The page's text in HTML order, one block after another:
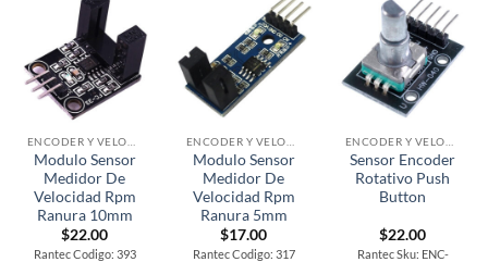
Modulo Sensor
Medidor De
Velocidad Rpm
Ranura 10mm
$22.00
Rantec Codigo: 393
Modulo Sensor
Medidor De
Velocidad Rpm
Ranura 5mm
$17.00
Rantec Codigo: 317
Sensor Encoder
Rotativo Push
Button
$22.00
Rantec Sku: ENC-